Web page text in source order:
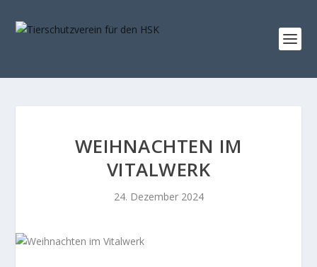
WEIHNACHTEN IM
VITALWERK
24. Dezember 2024